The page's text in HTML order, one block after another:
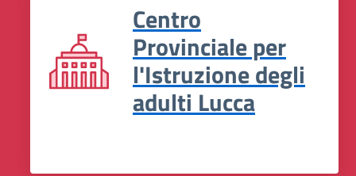
Centro
Provinciale per
l'Istruzione degli
adulti Lucca